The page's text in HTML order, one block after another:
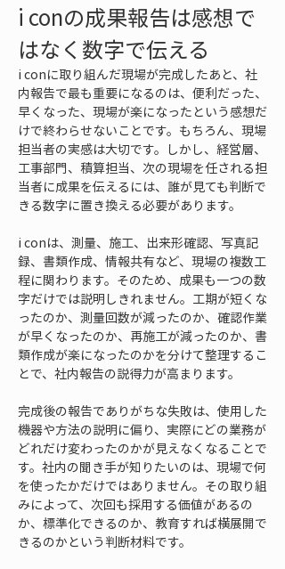
i conの成果報告は感想で
はなく数字で伝える
i conに取り組んだ現場が完成したあと、社
内報告で最も重要になるのは、便利だった、
早くなった、現場が楽になったという感想だ
けで終わらせないことです。もちろん、現場
担当者の実感は大切です。しかし、経営層、
工事部門、積算担当、次の現場を任される担
当者に成果を伝えるには、誰が見ても判断で
きる数字に置き換える必要があります。
i conは、測量、施工、出来形確認、写真記
録、書類作成、情報共有など、現場の複数工
程に関わります。そのため、成果も一つの数
字だけでは説明しきれません。工期が短くな
ったのか、測量回数が減ったのか、確認作業
が早くなったのか、再施工が減ったのか、書
類作成が楽になったのかを分けて整理するこ
とで、社内報告の説得力が高まります。
完成後の報告でありがちな失敗は、使用した
機器や方法の説明に偏り、実際にどの業務が
どれだけ変わったのかが見えなくなることで
す。社内の聞き手が知りたいのは、現場で何
を使ったかだけではありません。その取り組
みによって、次回も採用する価値があるの
か、標準化できるのか、教育すれば横展開で
きるのかという判断材料です。